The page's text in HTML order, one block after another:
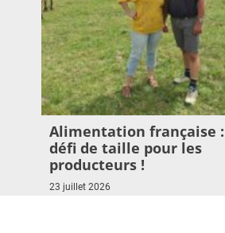
Alimentation française
défi de taille pour les
producteurs !
23 juillet 2026